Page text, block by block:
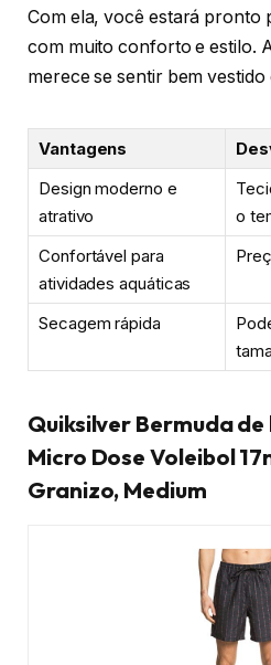
Com ela, você estará pronto
com muito conforto e estilo.
merece se sentir bem
Vantagens
Design moderno e
atrativo
o
Confortável para
atividades aquáticas
Secagem rápida
Quiksilver Bermuda
Micro Dose Voleibol
Granizo, Medium